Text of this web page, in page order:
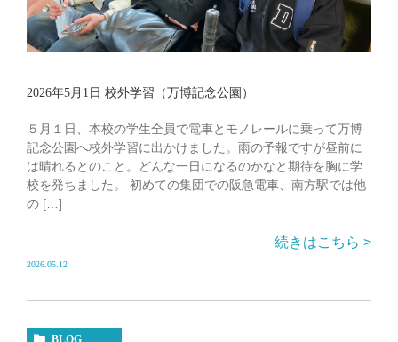
2026年5月1日 校外学習（万博記念公園）
５月１日、本校の学生全員で電車とモノレールに乗って万博
記念公園へ校外学習に出かけました。雨の予報ですが昼前に
は晴れるとのこと。どんな一日になるのかなと期待を胸に学
校を発ちました。 初めての集団での阪急電車、南方駅では他
の […]
続きはこちら >
2026.05.12